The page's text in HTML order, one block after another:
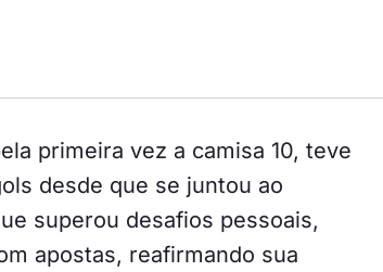
primeira vez a camisa 10, teve
desde que se juntou ao
superou desafios pessoais,
apostas, reafirmando sua